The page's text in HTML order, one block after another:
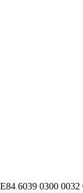
6039 0300